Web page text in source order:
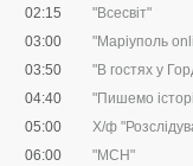
02:15
"Всесвіт"
03:00
"Маріуполь
03:50
"В гостях у
04:40
"Пишемо
05:00
Х/ф
06:00
"МСН"